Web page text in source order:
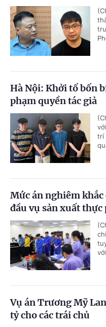
Hà Nội: Khởi tố bốn
phạm quyền tác giả
trí
Mức án nghiêm khắc
đầu vụ sản xuất
Vụ án Trương Mỹ
tỷ cho các trái chủ